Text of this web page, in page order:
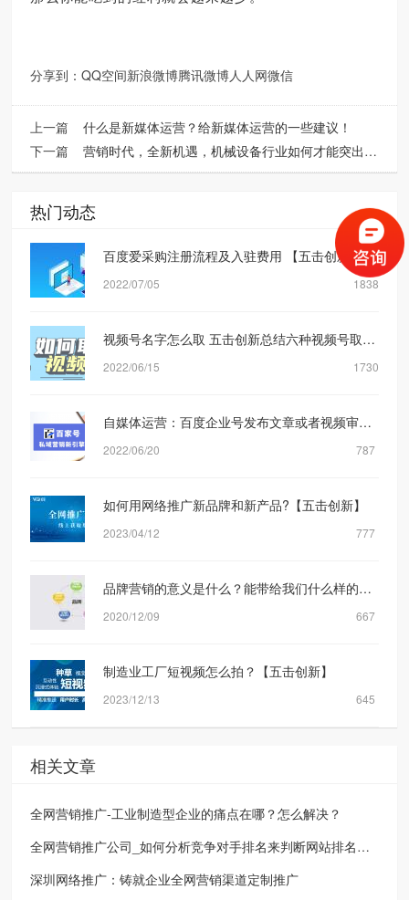
分享到：QQ空间新浪微博腾讯微博人人网微信
上一篇什么是新媒体运营？给新媒体运营的一些建议！
下一篇营销时代，全新机遇，机械设备行业如何才能突出重围？
热门动态
百度爱采购注册流程及入驻费用 【五击创新】网络营销公司
2022/07/05 1838
视频号名字怎么取 五击创新总结六种视频号取名方式
2022/06/15 1730
自媒体运营：百度企业号发布文章或者视频审核规则机制是什么？【五击创新】
2022/06/20 787
如何用网络推广新品牌和新产品?【五击创新】
2023/04/12 777
品牌营销的意义是什么？能带给我们什么样的转化？
2020/12/09 667
制造业工厂短视频怎么拍？【五击创新】
2023/12/13 645
相关文章
全网营销推广-工业制造型企业的痛点在哪？怎么解决？
全网营销推广公司_如何分析竞争对手排名来判断网站排名是否受影响
深圳网络推广：铸就企业全网营销渠道定制推广